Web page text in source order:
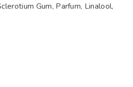
Gum, Parfum, Linalool,